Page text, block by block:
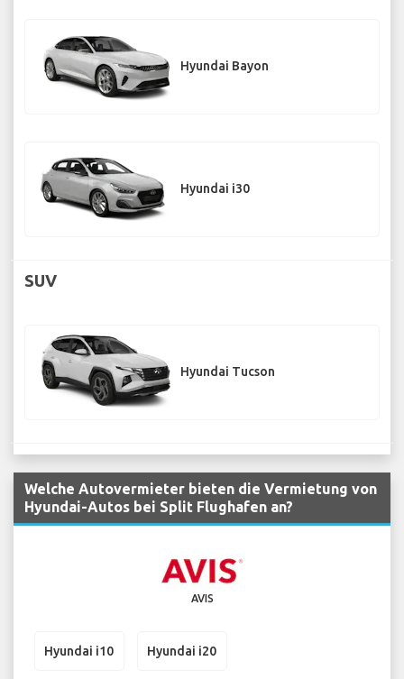
Hyundai Bayon
Hyundai i30
SUV
Hyundai Tucson
Welche Autovermieter bieten die Vermietung von
Hyundai-Autos bei Split Flughafen an?
AVIS
Hyundai i10 Hyundai i20